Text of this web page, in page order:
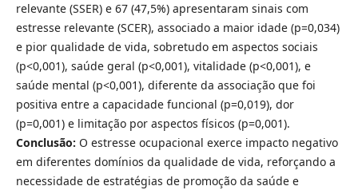
relevante (SSER) e 67 (47,5%) apresentaram sinais com
estresse relevante (SCER), associado a maior idade (p=0,034)
e pior qualidade de vida, sobretudo em aspectos sociais
(p<0,001), saúde geral (p<0,001), vitalidade (p<0,001), e
saúde mental (p<0,001), diferente da associação que foi
positiva entre a capacidade funcional (p=0,019), dor
(p=0,001) e limitação por aspectos físicos (p=0,001).
Conclusão: O estresse ocupacional exerce impacto negativo
em diferentes domínios da qualidade de vida, reforçando a
necessidade de estratégias de promoção da saúde e